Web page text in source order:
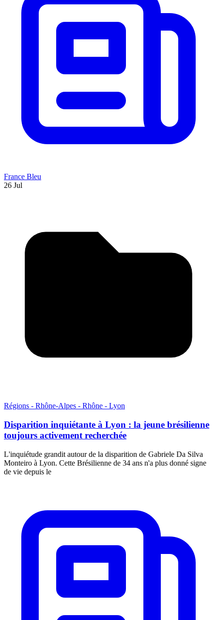
France Bleu
26 Jul
Régions - Rhône-Alpes - Rhône - Lyon
Disparition inquiétante à Lyon : la jeune brésilienne
toujours activement recherchée
L'inquiétude grandit autour de la disparition de Gabriele Da Silva
Monteiro à Lyon. Cette Brésilienne de 34 ans n'a plus donné signe
de vie depuis le